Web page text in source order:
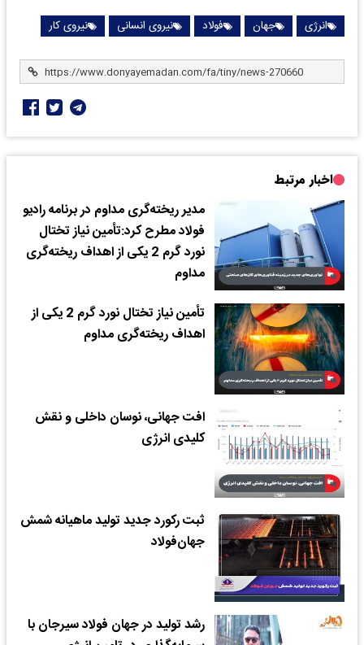
انرژی جهان فولاد نیروی انسانی نیروی کار
اخبار مرتبط
مدیر ریخته‌گری مداوم در برنامه رادیو
فولاد مطرح کرد:تأمین نیاز تختال
نورد گرم 2 یکی از اهداف ریخته‌گری
مداوم
تأمین نیاز تختال نورد گرم 2 یکی از
اهداف ریخته‌گری مداوم
افت جهانی، نوسان داخلی و نقش
کلیدی انرژی
ثبت رکورد جدید تولید ماهیانه شمش
جهان‌فولاد
رشد تولید در جهان فولاد سیرجان با